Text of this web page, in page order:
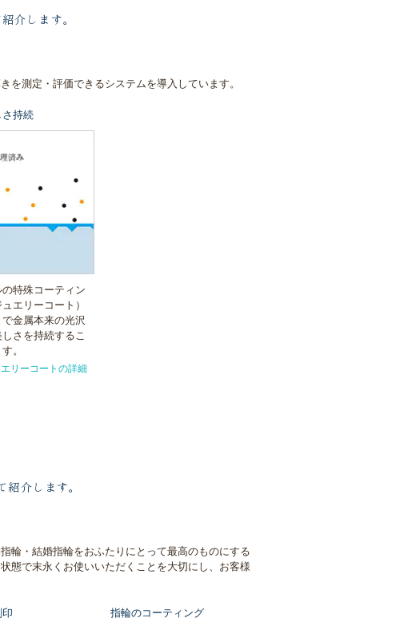
介します。
測定・評価できるシステムを導入しています。
持続
特殊コーティン
エリーコート）
金属本来の光沢
さを持続するこ
。
リーコートの詳細
介します。
輪・結婚指輪をおふたりにとって最高のものにする
態で末永くお使いいただくことを大切にし、お客様
指輪のコーティング